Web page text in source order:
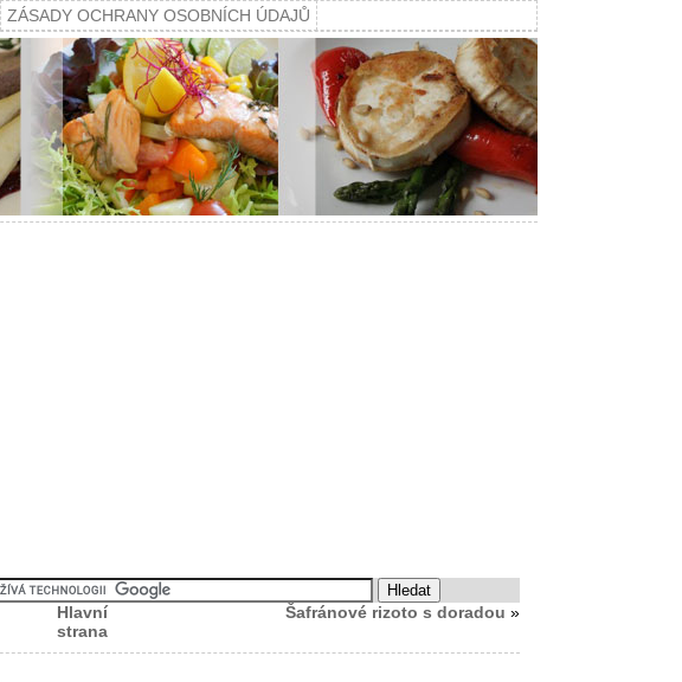
ZÁSADY OCHRANY OSOBNÍCH ÚDAJŮ
Hlavní
strana
Šafránové rizoto s doradou »